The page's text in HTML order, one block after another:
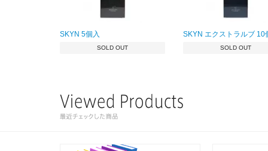
SKYN 5個入
SOLD OUT
SKYN エクストラルブ 10
SOLD OUT